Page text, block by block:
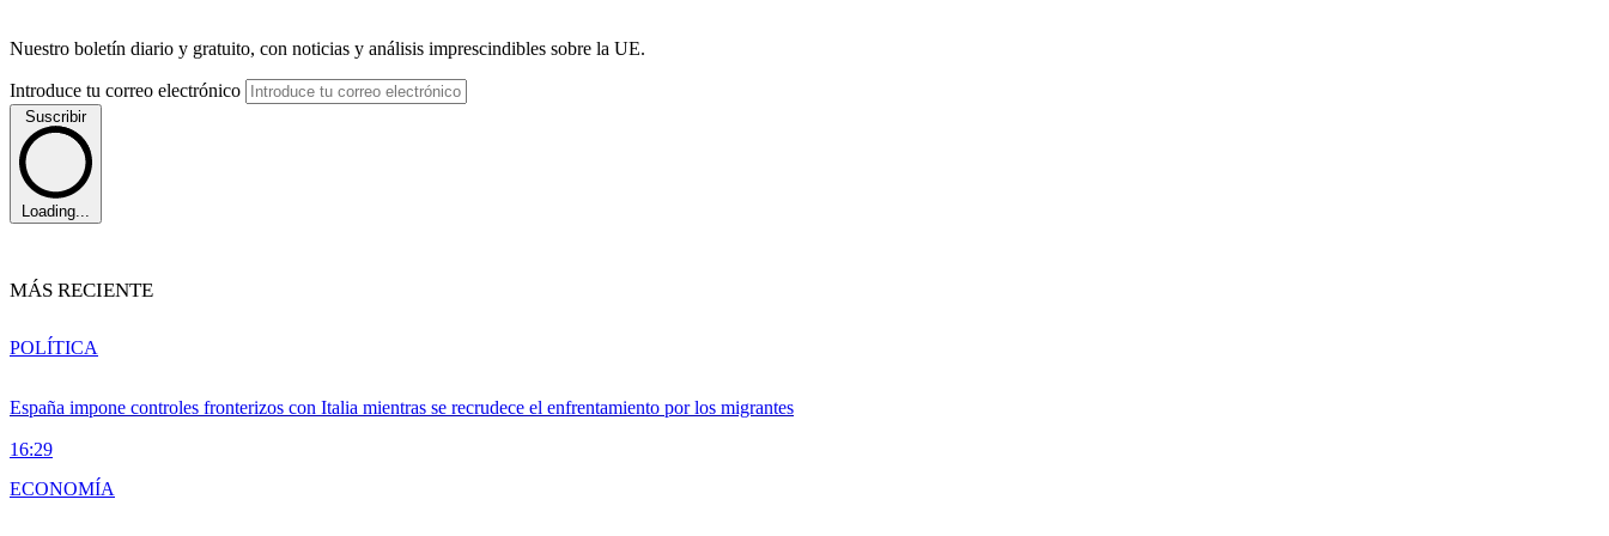
Nuestro boletín diario y gratuito, con noticias y análisis imprescindibles sobre la UE.
Introduce tu correo electrónico
Suscribir
Loading...
MÁS RECIENTE
España impone controles fronterizos con Italia mientras se recrudece el enfrentamiento por los migrantes
16:29
POLÍTICA
ECONOMÍA